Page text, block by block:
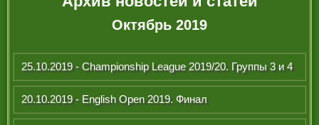
РЕЙТИНГ
ИГРОКИ
СЕНЧУРИ БРЕЙКИ
МАКСИМАЛЬНЫЕ БРЕЙКИ
Октябрь 2019
25.10.2019 - Championship League 2019/20. Группы 3 и 4
20.10.2019 - English Open 2019. Финал